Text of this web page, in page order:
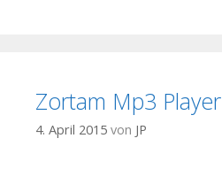
Zortam Mp3 Player
4. April 2015 von JP